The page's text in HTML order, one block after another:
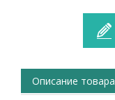
Описание товара